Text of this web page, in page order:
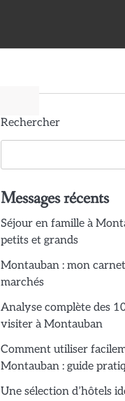
Rechercher
Messages récents
Séjour en famille à
petits et grands
Montauban : mon
marchés
Analyse complète des
visiter à Montauban
Comment utiliser
Montauban : guide
Une sélection d’hôtels